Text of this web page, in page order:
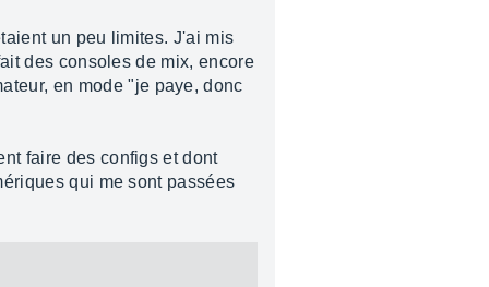
un peu limites. J'ai mis
des consoles de mix, encore
en mode "je paye, donc
faire des configs et dont
qui me sont passées